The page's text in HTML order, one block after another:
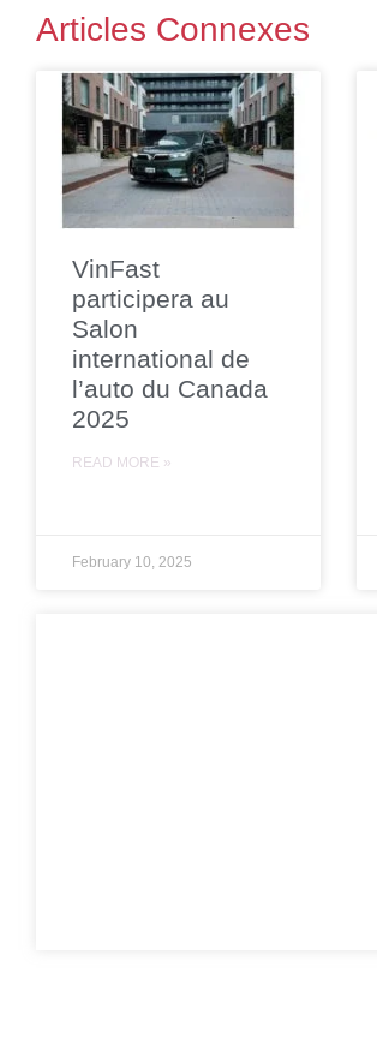
Articles Connexes
VinFast
participera au
Salon
international de
l’auto du Canada
2025
READ MORE »
February 10, 2025